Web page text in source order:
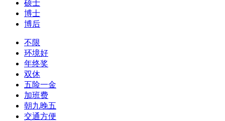
硕士
博士
博后
不限
环境好
年终奖
双休
五险一金
加班费
朝九晚五
交通方便